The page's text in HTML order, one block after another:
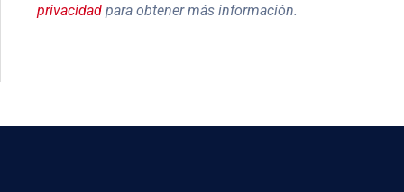
privacidad para obtener más información.